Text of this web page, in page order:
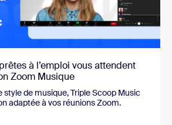
à l’emploi vous attendent
Zoom Musique
style de musique, Triple Scoop Music
adaptée à vos réunions Zoom.